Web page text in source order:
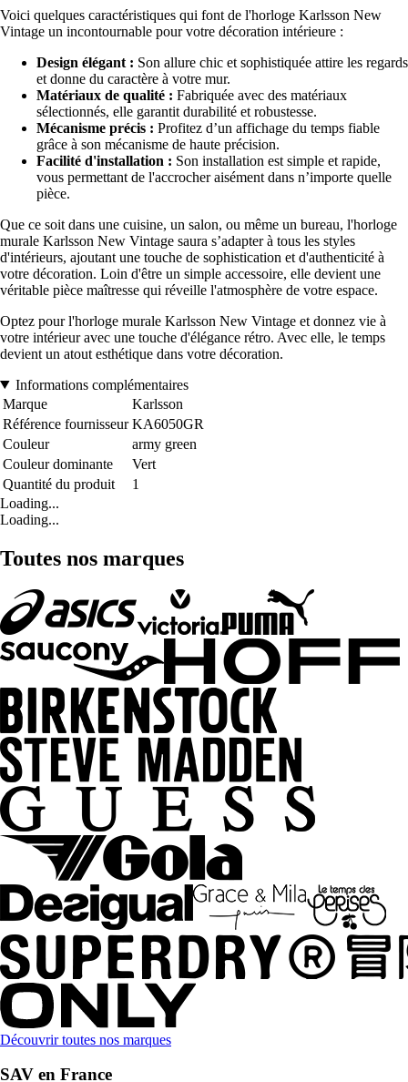
Voici quelques caractéristiques qui font de l'horloge Karlsson New
Vintage un incontournable pour votre décoration intérieure :
Design élégant : Son allure chic et sophistiquée attire les regards
et donne du caractère à votre mur.
Matériaux de qualité : Fabriquée avec des matériaux
sélectionnés, elle garantit durabilité et robustesse.
Mécanisme précis : Profitez d’un affichage du temps fiable
grâce à son mécanisme de haute précision.
Facilité d'installation : Son installation est simple et rapide,
vous permettant de l'accrocher aisément dans n’importe quelle
pièce.
Que ce soit dans une cuisine, un salon, ou même un bureau, l'horloge
murale Karlsson New Vintage saura s’adapter à tous les styles
d'intérieurs, ajoutant une touche de sophistication et d'authenticité à
votre décoration. Loin d'être un simple accessoire, elle devient une
véritable pièce maîtresse qui réveille l'atmosphère de votre espace.
Optez pour l'horloge murale Karlsson New Vintage et donnez vie à
votre intérieur avec une touche d'élégance rétro. Avec elle, le temps
devient un atout esthétique dans votre décoration.
Informations complémentaires
Marque
Karlsson
Référence fournisseur KA6050GR
Couleur
army green
Couleur dominante
Vert
Quantité du produit
1
Loading...
Loading...
Toutes nos marques
Découvrir toutes nos marques
SAV en France